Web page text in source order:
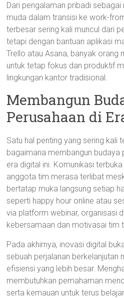
Dari pengalaman pribadi
muda dalam transisi ke work-
terbesar sering kali muncul dari
tetapi dengan bantuan aplikasi
Trello atau Asana, banyak orang
untuk tetap fokus dan produktif
lingkungan kantor tradisional.
Membangun
Perusahaan di
Satu hal penting yang sering kali
bagaimana membangun budaya
era digital ini. Komunikasi
anggota tim merasa terlibat
bertatap muka langsung setiap
seperti happy hour online atau
via platform webinar, organisasi
kebersamaan dan motivasai tim
Pada akhirnya, inovasi digital
sebuah perjalanan berkelanjutan
efisiensi yang lebih besar.
membutuhkan pemahaman
serta kemauan untuk terus